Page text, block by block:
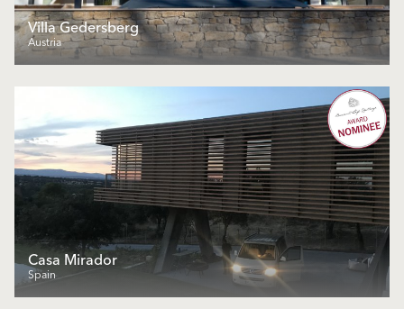
Villa Gedersberg
Austria
Casa Mirador
Spain